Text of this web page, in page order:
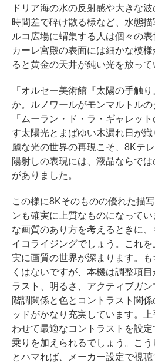
ドリア海の水の反射感や大きな
時間差で砕け散る様など、水態
ルコ広場に蝟集する人は個々の
カーレ宮殿の表面には細かな模
ると黄金の天井が鈍い光を放って
「オルセー美術館『太陽の手触
か。ルノワールがモンマルトル
「ムーラン・ド・ラ・ギャレッ
す太陽光とまばゆい木漏れ日が
麗な光の世界の再現こそ、8Kテ
陽射しの表現には、液晶ならで
がありました。
この様に8Kそのものの優れた描
ンも確実に上質なものになって
な画質のあり方を考えるときに
イコライジングでしょう。これ
実に画質の世界が深まります。
くはないですが、本機は調整項
ラスト、明るさ、アクティブガン
階調関係と色とコントラスト関
ッドがかなり充実しています。
わせて最適なコントラストを設
乗りを加えられるでしょう。こ
とハマれば、メーカー設定で視